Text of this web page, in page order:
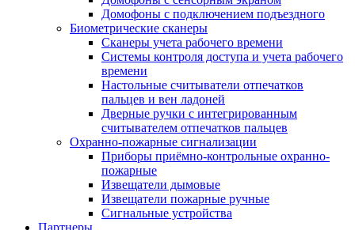
Домофоны с подключением подъездного
Биометрические сканеры
Сканеры учета рабочего времени
Системы контроля доступа и учета рабочего
времени
Настольные считыватели отпечатков
пальцев и вен ладоней
Дверные ручки с интегрированным
считывателем отпечатков пальцев
Охранно-пожарные сигнализации
Приборы приёмно-контрольные охранно-
пожарные
Извещатели дымовые
Извещатели пожарные ручные
Сигнальные устройства
Партнеры